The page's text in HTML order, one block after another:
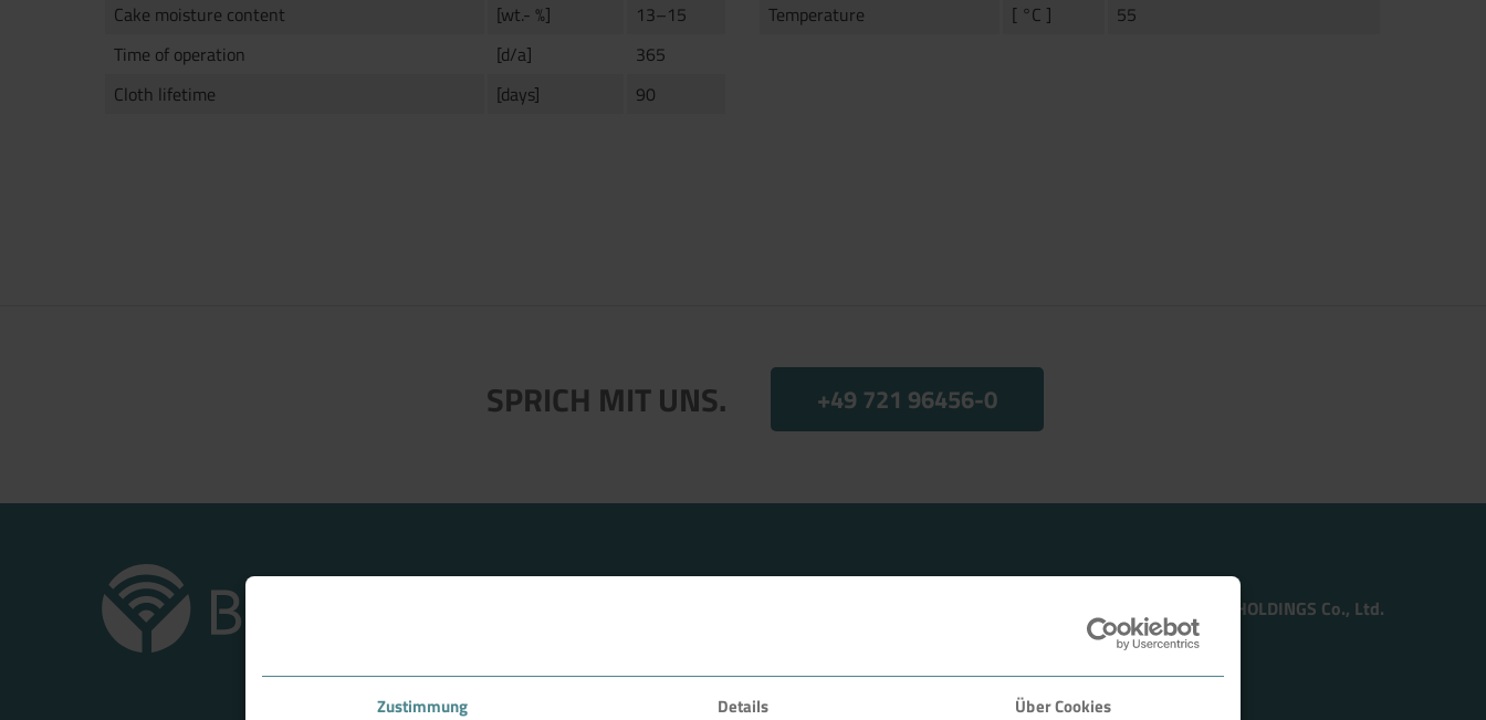
Zustimmung Details Über Cookies
Cake moisture content
[wt.- %]
13–15
Time of operation
[d/a]
365
Cloth lifetime
[days] 90
Temperature
[ °C ] 55
SPRICH MIT UNS. +49 721 96456-0
Member of the TSUKISHIMA HOLDINGS Co., Ltd.
Jetzt direkt die gemerkte Auswahl anfragen.